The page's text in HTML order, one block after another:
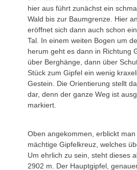
hier aus führt zunächst ein
Wald bis zur Baumgrenze. Hier
eröffnet sich dann auch schon
Tal. In einem weiten Bogen um
herum geht es dann in Richtung
über Berghänge, dann über
Stück zum Gipfel ein wenig
Gestein. Die Orientierung stellt
dar, denn der ganze Weg ist
markiert.
Oben angekommen, erblickt
mächtige Gipfelkreuz, welches
Um ehrlich zu sein, steht dieses
2902 m. Der Hauptgipfel,